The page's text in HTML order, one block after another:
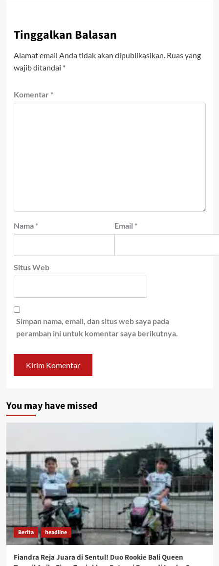
Tinggalkan Balasan
Alamat email Anda tidak akan dipublikasikan. Ruas yang
wajib ditandai *
Komentar *
Nama * Email *
Situs Web
Simpan nama, email, dan situs web saya pada
peramban ini untuk komentar saya berikutnya.
You may have missed
Berita headline
Fiandra Reja Juara di Sentul! Duo Rookie Bali Queen